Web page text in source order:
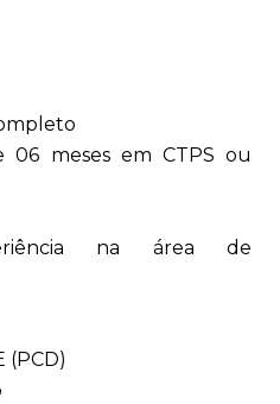
06 meses em CTPS ou
na área de
(PCD)